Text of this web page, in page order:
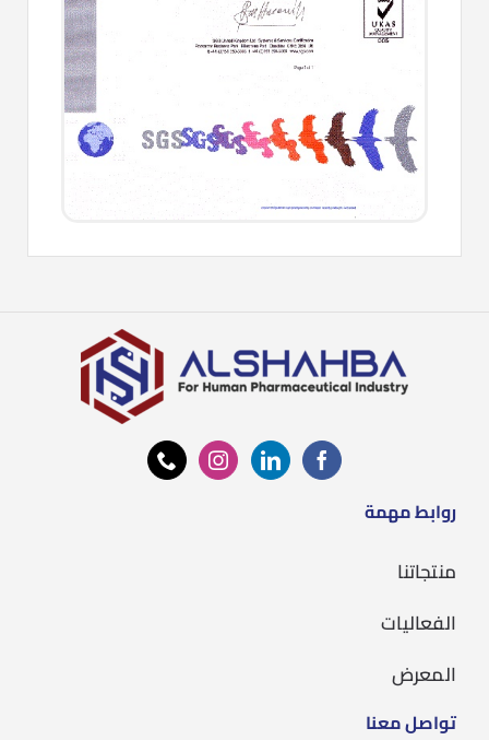
روابط مهمة
منتجاتنا
الفعاليات
المعرض
تواصل معنا